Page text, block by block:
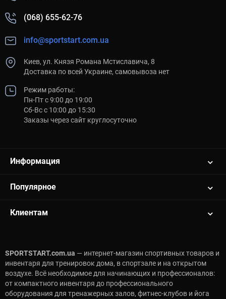
(068) 655-62-76
info@sportstart.com.ua
Киев, ул. Князя Романа Мстиславича, 8
Доставка по всей Украине, самовывоза нет
Режим работы:
Пн-Пт с 9:00 до 19:00
Сб-Вс с 10:00 до 15:30
Заказы через сайт круглосуточно
Информация
Популярное
Клиентам
SPORTSTART.com.ua — интернет-магазин спортивных товаров и
инвентаря для тренировок дома, в спортзале и на открытом
воздухе. Всё необходимое для начинающих и профессионалов:
от компактного инвентаря до профессионального
оборудования для тренажерных залов, фитнес-клубов и йога